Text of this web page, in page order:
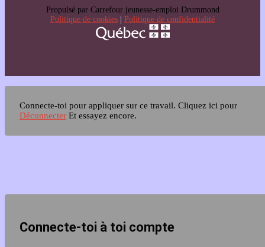
Propulsé par Carrefour jeunesse-emploi Drummond
Politique de cookies
Politique de confidentialité
Connecte-toi pour appliquer sur ce travail. Cliquez ici pour
Déconnecter Et essayez encore.
Connecte-toi à toi compte